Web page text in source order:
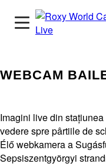
WEBCAM
Imagini live din
vedere spre pârtiile de
Élő webkamera a
Sepsiszentgyörgyi